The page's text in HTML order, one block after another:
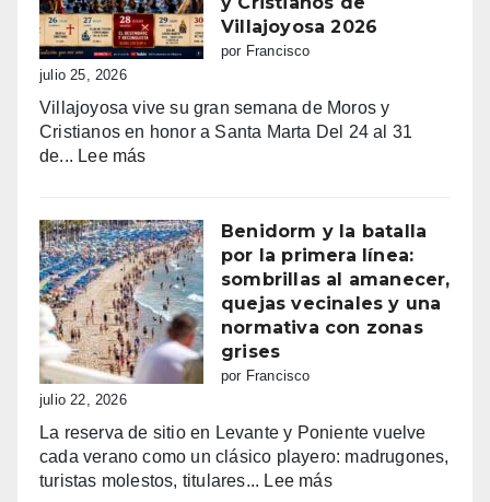
grande
de
fe,
y
emoción
Villajoyosa 2026
por Francisco
julio 25, 2026
Villajoyosa vive su gran semana de Moros y
Cristianos en honor a Santa Marta Del 24 al 31
de... Lee más:
patronales
Consulta
la
programación
completa
de
Cristianos
de
Villajoyosa
Benidorm y la batalla
por la primera línea:
sombrillas al amanecer,
quejas vecinales y una
normativa con zonas
grises
por Francisco
julio 22, 2026
La reserva de sitio en Levante y Poniente vuelve
cada verano como un clásico playero: madrugones,
turistas molestos, titulares... Lee más: